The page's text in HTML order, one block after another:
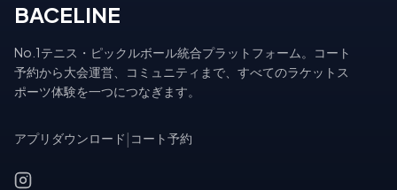
BACELINE
No.1テニス・ピックルボール統合プラットフォーム。コート
予約から大会運営、コミュニティまで、すべてのラケットス
ポーツ体験を一つにつなぎます。
アプリダウンロード コート予約